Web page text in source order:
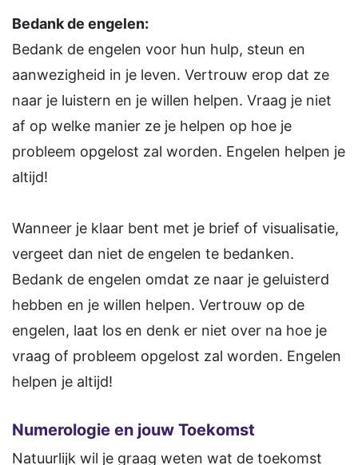
Bedank de engelen:
Bedank de engelen voor hun hulp, steun en
aanwezigheid in je leven. Vertrouw erop dat ze
naar je luistern en je willen helpen. Vraag je niet
af op welke manier ze je helpen op hoe je
probleem opgelost zal worden. Engelen helpen je
altijd!
Wanneer je klaar bent met je brief of visualisatie,
vergeet dan niet de engelen te bedanken.
Bedank de engelen omdat ze naar je geluisterd
hebben en je willen helpen. Vertrouw op de
engelen, laat los en denk er niet over na hoe je
vraag of probleem opgelost zal worden. Engelen
helpen je altijd!
Numerologie en jouw Toekomst
Natuurlijk wil je graag weten wat de toekomst